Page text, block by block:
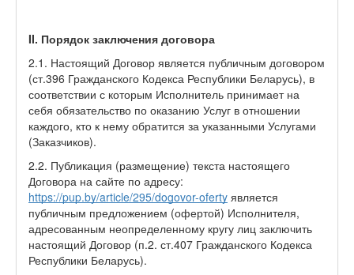
II. Порядок заключения договора
2.1. Настоящий Договор является публичным договором
(ст.396 Гражданского Кодекса Республики Беларусь), в
соответствии с которым Исполнитель принимает на
себя обязательство по оказанию Услуг в отношении
каждого, кто к нему обратится за указанными Услугами
(Заказчиков).
2.2. Публикация (размещение) текста настоящего
Договора на сайте по адресу:
https://pup.by/article/295/dogovor-oferty является
публичным предложением (офертой) Исполнителя,
адресованным неопределенному кругу лиц заключить
настоящий Договор (п.2. ст.407 Гражданского Кодекса
Республики Беларусь).